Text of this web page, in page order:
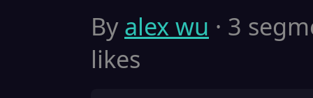
Byalex wu · 3
likes